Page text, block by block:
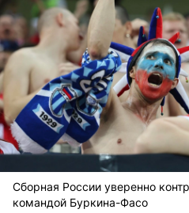
Сборная России уверенно
командой Буркина-Фасо